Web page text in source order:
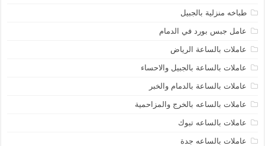
طباخه منزلية بالجبيل
عامل جبس بورد في الدمام
عاملات بالساعة الرياض
عاملات بالساعة بالجبيل والاحساء
عاملات بالساعة بالدمام والخبر
عاملات بالساعه بالخرج والمزاحمية
عاملات بالساعه تبوك
عاملات بالساعه جدة